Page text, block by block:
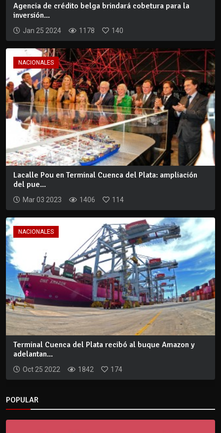
Agencia de crédito belga brindará cobetura para la
inversión...
Jan 25 2024 1178 140
NACIONALES
Lacalle Pou en Terminal Cuenca del Plata: ampliación
del pue...
Mar 03 2023 1406 114
NACIONALES
Terminal Cuenca del Plata recibó al buque Amazon y
adelantan...
Oct 25 2022 1842 174
POPULAR